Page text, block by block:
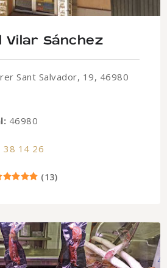
Vilar Sánchez
Sant Salvador, 19, 46980
46980
38 14 26
(13)